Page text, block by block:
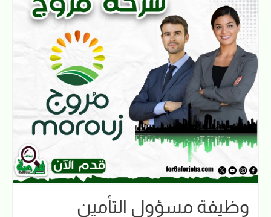
وظيفة مسؤول التأمين